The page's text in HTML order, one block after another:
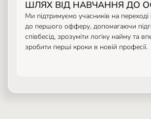
ШЛЯХ ВІД НАВЧАННЯ ДО
Ми підтримуємо учасників на переході
до першого офферу, допомагаючи
співбесід, зрозуміти логіку найму та
зробити перші кроки в новій професії.